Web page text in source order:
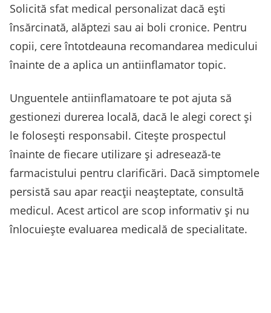
Solicită sfat medical personalizat dacă ești
însărcinată, alăptezi sau ai boli cronice. Pentru
copii, cere întotdeauna recomandarea medicului
înainte de a aplica un antiinflamator topic.
Unguentele antiinflamatoare te pot ajuta să
gestionezi durerea locală, dacă le alegi corect și
le folosești responsabil. Citește prospectul
înainte de fiecare utilizare și adresează-te
farmacistului pentru clarificări. Dacă simptomele
persistă sau apar reacții neașteptate, consultă
medicul. Acest articol are scop informativ și nu
înlocuiește evaluarea medicală de specialitate.